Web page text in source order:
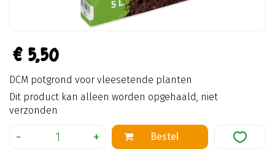
€ 5,50
DCM potgrond voor vleesetende planten
Dit product kan alleen worden opgehaald, niet
verzonden